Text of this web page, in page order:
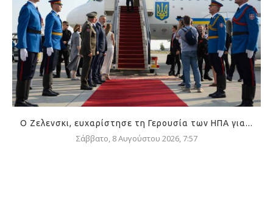
Ο Ζελενσκι, ευχαρίστησε τη Γερουσία των ΗΠΑ για...
Σάββατο, 8 Αυγούστου 2026, 7:57